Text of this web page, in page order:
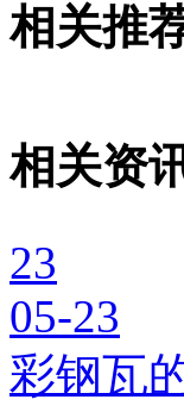
相关推
相关资
23
05-23
彩钢瓦